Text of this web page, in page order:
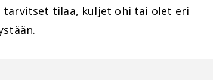
tarvitset tilaa, kuljet ohi tai olet eri